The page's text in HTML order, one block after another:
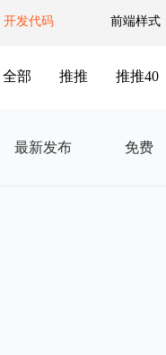
开发代码 前端样式
全部 推推 推推40
最新发布 免费